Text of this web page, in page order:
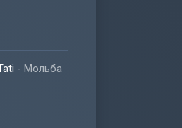
- Мольба